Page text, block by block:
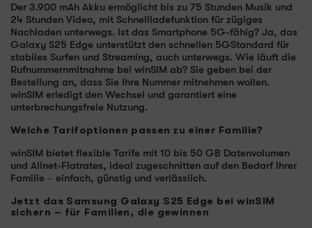
Der 3.900 mAh Akku ermöglicht bis zu 75 Stunden Musik und
24 Stunden Video, mit Schnellladefunktion für zügiges
Nachladen unterwegs. Ist das Smartphone 5G-fähig? Ja, das
Galaxy S25 Edge unterstützt den schnellen 5GStandard für
stabiles Surfen und Streaming, auch unterwegs. Wie läuft die
Rufnummernmitnahme bei winSIM ab? Sie geben bei der
Bestellung an, dass Sie Ihre Nummer mitnehmen wollen.
winSIM erledigt den Wechsel und garantiert eine
unterbrechungsfreie Nutzung.
Welche Tarifoptionen passen zu einer Familie?
winSIM bietet flexible Tarife mit 10 bis 50 GB Datenvolumen
und Allnet-Flatrates, ideal zugeschnitten auf den Bedarf Ihrer
Familie – einfach, günstig und verlässlich.
Jetzt das Samsung Galaxy S25 Edge bei winSIM
sichern – für Familien, die gewinnen